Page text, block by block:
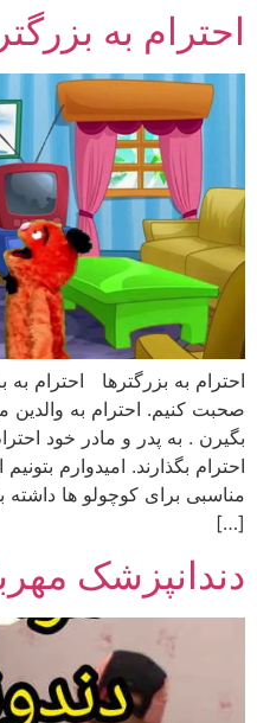
پرش
محتوا
احترام به
احترام به بزرگترها احترام به
صحبت کنیم. احترام به والدین
بگیرن . به پدر و مادر خود
احترام بگذارند. امیدوارم
مناسبی برای کوچولو ها داشته
[…]
دندانپزشک